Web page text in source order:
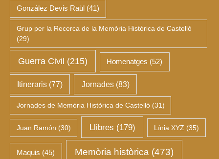
González Devis Raül (41)
Grup per la Recerca de la Memòria Històrica de Castelló
(29)
Guerra Civil (215) Homenatges (52)
Itineraris (77) Jornades(83)
Jornades de Memòria Històrica de Castelló(31)
Juan Ramón (30) Llibres (179) Línia XYZ (35)
Maquis (45) Memòria històrica (473)